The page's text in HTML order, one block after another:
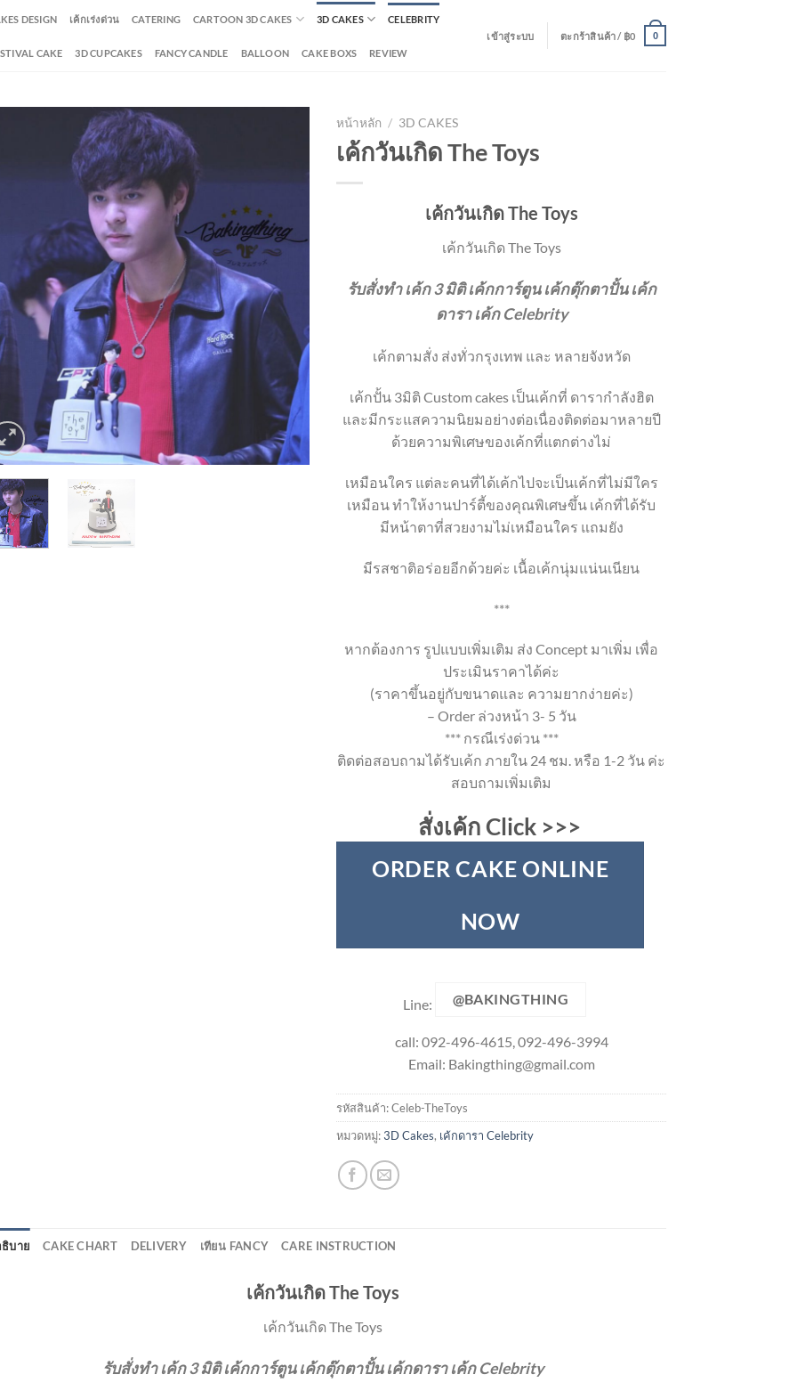
DESIGN เค้กเร่งด่วน CATERING CARTOON 3D CAKES 3D CAKES CELEBRITY
CAKE 3D CUPCAKES FANCY CANDLE BALLOON CAKE BOXS REVIEW
เข้าสู่ระบบ ตะกร้าสินค้า / ฿0 0
หน้าหลัก / 3D CAKES
เค้กวันเกิด The Toys
เค้กวันเกิด The Toys
เค้กวันเกิด The Toys
รับสั่งทำ เค้ก 3 มิติ เค้กการ์ตูน เค้กตุ๊กตาปั้น เค้ก
ดารา เค้ก Celebrity
เค้กตามสั่ง ส่งทั่วกรุงเทพ และ หลายจังหวัด
เค้กปั้น 3มิติ Custom cakes เป็นเค้กที่ ดารากำลังฮิต
และมีกระแสความนิยมอย่างต่อเนื่องติดต่อมาหลายปี
ด้วยความพิเศษของเค้กที่แตกต่างไม่
เหมือนใคร แต่ละคนที่ได้เค้กไปจะเป็นเค้กที่ไม่มีใคร
เหมือน ทำให้งานปาร์ตี้ของคุณพิเศษขึ้น เค้กที่ได้รับ
มีหน้าตาที่สวยงามไม่เหมือนใคร แถมยัง
มีรสชาติอร่อยอีกด้วยค่ะ เนื้อเค้กนุ่มแน่นเนียน
***
หากต้องการ รูปแบบเพิ่มเติม ส่ง Concept มาเพิ่ม เพื่อ
ประเมินราคาได้ค่ะ
(ราคาขึ้นอยู่กับขนาดและ ความยากง่ายค่ะ)
– Order ล่วงหน้า 3- 5 วัน
*** กรณีเร่งด่วน ***
ติดต่อสอบถามได้รับเค้ก ภายใน 24 ชม. หรือ 1-2 วัน ค่ะ
สอบถามเพิ่มเติม
สั่งเค้ก Click >>>
ORDER CAKE ONLINE
NOW
Line: @BAKINGTHING
call: 092-496-4615, 092-496-3994
Email: Bakingthing@gmail.com
รหัสสินค้า:Celeb-TheToys
หมวดหมู่:3D Cakes, เค้กดารา Celebrity
บาย CAKE CHART DELIVERY เทียน FANCY CARE INSTRUCTION
เค้กวันเกิด The Toys
เค้กวันเกิด The Toys
รับสั่งทำ เค้ก 3 มิติ เค้กการ์ตูน เค้กตุ๊กตาปั้น เค้กดารา เค้ก Celebrity